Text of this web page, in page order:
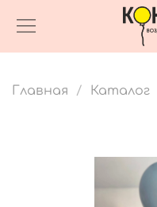
Главная Каталог